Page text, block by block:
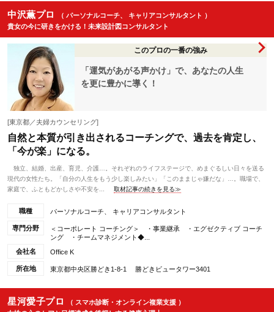
中沢薫プロ
（ パーソナルコーチ、 キャリアコンサルタント ）
貴女の今に研きをかける！未来設計図コンサルタント
このプロの一番の強み
「運気があがる声かけ」で、あなたの人生
を更に豊かに導く！
[東京都／夫婦カウンセリング]
自然と本質が引き出されるコーチングで、過去を肯定し、
「今が楽」になる。
独立、結婚、出産、育児、介護…。それぞれのライフステージで、めまぐるしい日々を送る
現代の女性たち。「自分の人生をもう少し楽しみたい」「このままじゃ嫌だな」…。職場で、
家庭で、ふともどかしさや不安を...
取材記事の続きを見る≫
職種 パーソナルコーチ、 キャリアコンサルタント
専門分野
＜コーポレート コーチング＞ ・事業継承 ・エグゼクティブ コーチ
ング ・チームマネジメント◆...
会社名
Office K
所在地 東京都中央区勝どき1-8-1 勝どきビュータワー3401
星河愛子プロ
（ スマホ診断・オンライン複業支援 ）